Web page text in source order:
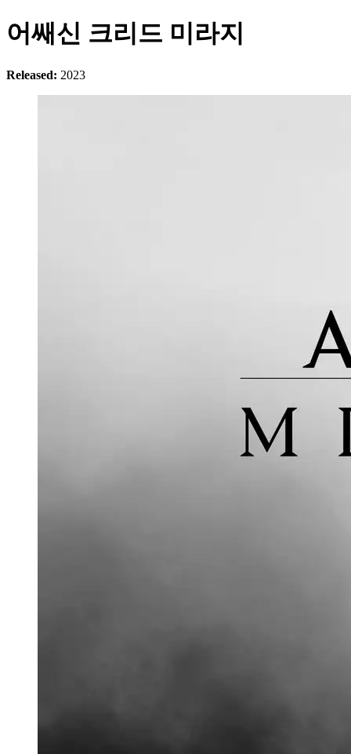
어쌔신 크리드 미라지
Released: 2023